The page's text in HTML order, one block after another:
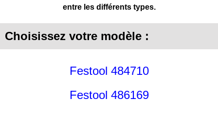
entre les différents types.
Choisissez votre modèle :
Festool 484710
Festool 486169